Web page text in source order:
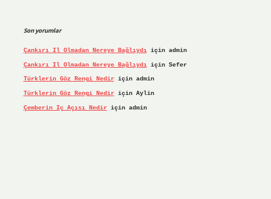
Son yorumlar
Çankırı Il Olmadan Nereye Bağlıydıiçin admin
Çankırı Il Olmadan Nereye Bağlıydıiçin Sefer
Türklerin Göz Rengi Nediriçin admin
Türklerin Göz Rengi Nediriçin Aylin
Çemberin Iç Açısı Nediriçin admin